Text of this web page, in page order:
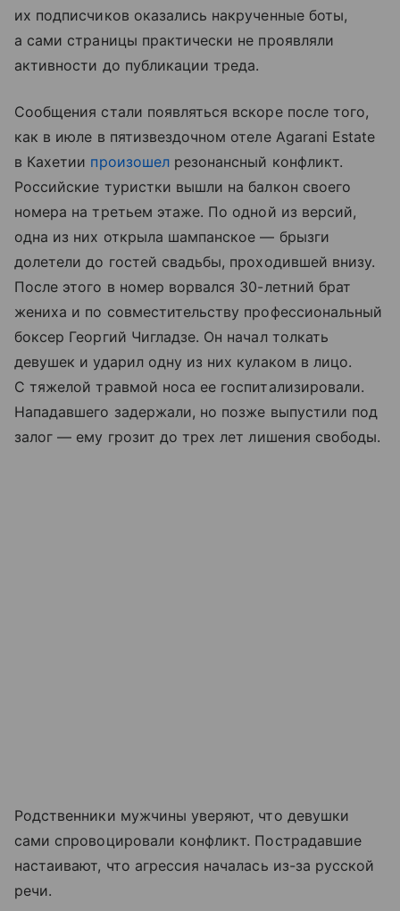
их подписчиков оказались накрученные боты,
а сами страницы практически не проявляли
активности до публикации треда.
Сообщения стали появляться вскоре после того,
как в июле в пятизвездочном отеле Agarani Estate
в Кахетии произошелрезонансный конфликт.
Российские туристки вышли на балкон своего
номера на третьем этаже. По одной из версий,
одна из них открыла шампанское — брызги
долетели до гостей свадьбы, проходившей внизу.
После этого в номер ворвался 30-летний брат
жениха и по совместительству профессиональный
боксер Георгий Чигладзе. Он начал толкать
девушек и ударил одну из них кулаком в лицо.
С тяжелой травмой носа ее госпитализировали.
Нападавшего задержали, но позже выпустили под
залог — ему грозит до трех лет лишения свободы.
Родственники мужчины уверяют, что девушки
сами спровоцировали конфликт. Пострадавшие
настаивают, что агрессия началась из-за русской
речи.